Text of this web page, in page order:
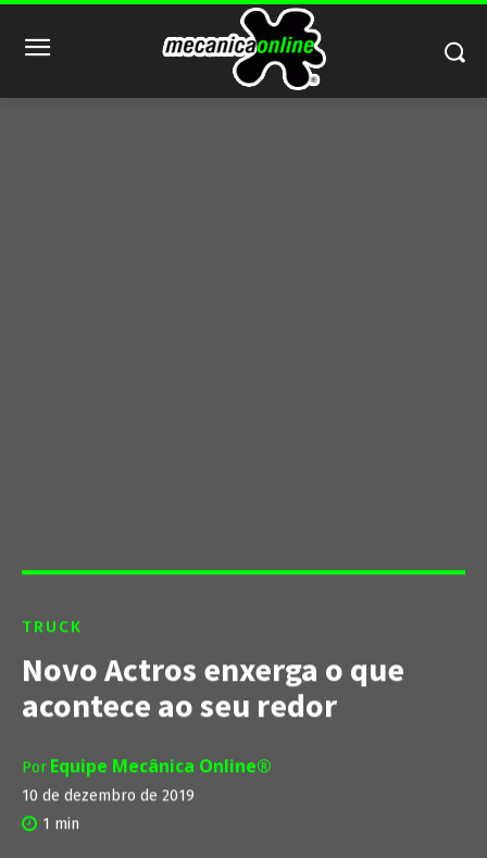
TRUCK
Novo Actros enxerga o que
acontece ao seu redor
Por Equipe Mecânica Online®
10 de dezembro de 2019
1 min